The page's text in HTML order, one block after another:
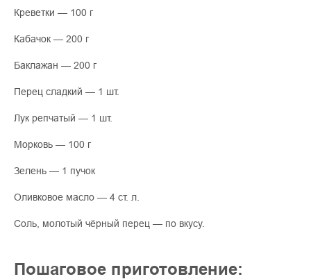
Креветки — 100 г
Кабачок — 200 г
Баклажан — 200 г
Перец сладкий — 1 шт.
Лук репчатый — 1 шт.
Морковь — 100 г
Зелень — 1 пучок
Оливковое масло — 4 ст. л.
Соль, молотый чёрный перец — по вкусу.
Пошаговое приготовление: